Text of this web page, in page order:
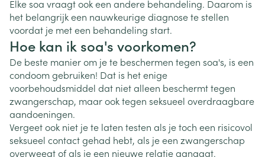
Elke soa vraagt ook een andere behandeling. Daarom is
het belangrijk een nauwkeurige diagnose te stellen
voordat je met een behandeling start.
Hoe kan ik soa's voorkomen?
De beste manier om je te beschermen tegen soa's, is een
condoom gebruiken! Dat is het enige
voorbehoudsmiddel dat niet alleen beschermt tegen
zwangerschap, maar ook tegen seksueel overdraagbare
aandoeningen.
Vergeet ook niet je te laten testen als je toch een risicovol
seksueel contact gehad hebt, als je een zwangerschap
overweegt of als je een nieuwe relatie aangaat.